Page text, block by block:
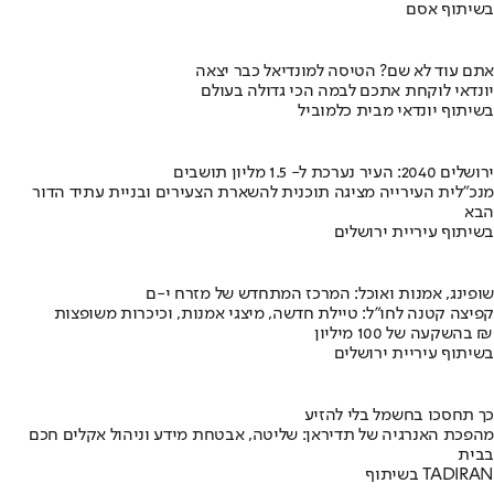
בשיתוף אסם
אתם עוד לא שם? הטיסה למונדיאל כבר יצאה
יונדאי לוקחת אתכם לבמה הכי גדולה בעולם
בשיתוף יונדאי מבית כלמוביל
ירושלים 2040: העיר נערכת ל- 1.5 מליון תושבים
מנכ"לית העירייה מציגה תוכנית להשארת הצעירים ובניית עתיד הדור
הבא
בשיתוף עיריית ירושלים
שופינג, אמנות ואוכל: המרכז המתחדש של מזרח י-ם
קפיצה קטנה לחו"ל: טיילת חדשה, מיצגי אמנות, וכיכרות משופצות
בהשקעה של 100 מיליון ₪
בשיתוף עיריית ירושלים
כך תחסכו בחשמל בלי להזיע
מהפכת האנרגיה של תדיראן: שליטה, אבטחת מידע וניהול אקלים חכם
בבית
בשיתוף TADIRAN